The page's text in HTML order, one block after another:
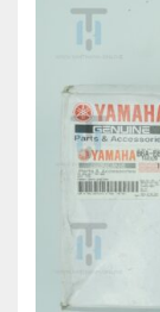
Không